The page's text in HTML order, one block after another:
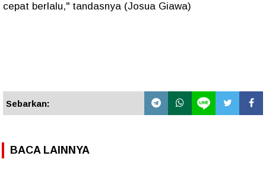
cepat berlalu," tandasnya (Josua Giawa)
Sebarkan:
BACA LAINNYA